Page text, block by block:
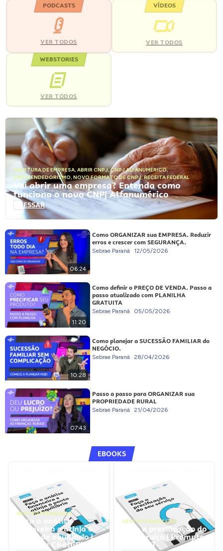
PODCASTS
VER TODOS
VÍDEOS
VER TODOS
WEBSTORIES
VER TODOS
ABERTURA DE EMPRESA, ABRIR CNPJ,CNPJ ALFANUMÉRICO,
EMPREENDEDORISMO, NOVO FORMATO DE CNPJ,RECEITA FEDERAL
Vai abrir uma empresa? Entenda como
funciona o novo CNPJ Alfanumérico
ACESSAR
06:24
Como ORGANIZAR sua EMPRESA. Reduzir
erros e crescer com SEGURANÇA.
Sebrae Paraná 12/05/2026
11:20
Como definir o PREÇO DE VENDA. Passo a
passo atualizado com PLANILHA
GRATUITA
Sebrae Paraná 05/05/2026
10:28
Como planejar a SUCESSÃO FAMILIAR do
NEGÓCIO.
Sebrae Paraná 28/04/2026
07:43
Passo a passo para ORGANIZAR sua
PROPRIEDADE RURAL
Sebrae Paraná 21/04/2026
EBOOKS
GESTÃO FINANCEIRA
Faça a análise
financeira e atinja o
ponto de equilíbrio |
Prompts ChatGPT
GESTÃO FINANCEIRA
Faça a precificação do
seu serviço | Prompts
ChatGPT